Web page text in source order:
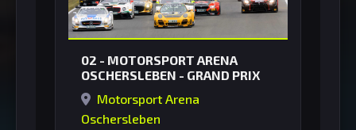
02 - MOTORSPORT ARENA
OSCHERSLEBEN - GRAND PRIX
Motorsport Arena
Oschersleben